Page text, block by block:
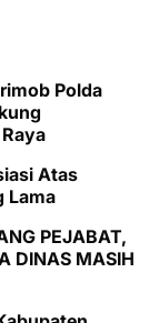
Polda
Atas
Lama
PEJABAT,
DINAS MASIH